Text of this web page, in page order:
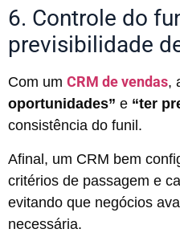
6. Controle do
previsibilidade
Com um CRM de vendas,
oportunidades” e “ter
consistência do funil.
Afinal, um CRM bem
critérios de passagem e
evitando que negócios
necessária.